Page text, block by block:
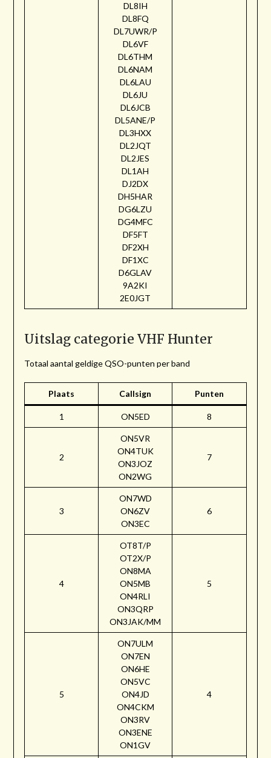
DL8IH
DL8FQ
DL7UWR/P
DL6VF
DL6THM
DL6NAM
DL6LAU
DL6JU
DL6JCB
DL5ANE/P
DL3HXX
DL2JQT
DL2JES
DL1AH
DJ2DX
DH5HAR
DG6LZU
DG4MFC
DF5FT
DF2XH
DF1XC
D6GLAV
9A2KI
2E0JGT
Uitslag categorie VHF Hunter
Totaal aantal geldige QSO-punten per band
Plaats Callsign Punten
1 ON5ED 8
2
ON5VR
ON4TUK
ON3JOZ
ON2WG
7
3
ON7WD
ON6ZV
ON3EC
6
4
OT8T/P
OT2X/P
ON8MA
ON5MB
ON4RLI
ON3QRP
ON3JAK/MM
5
5
ON7ULM
ON7EN
ON6HE
ON5VC
ON4JD
ON4CKM
ON3RV
ON3ENE
ON1GV
4